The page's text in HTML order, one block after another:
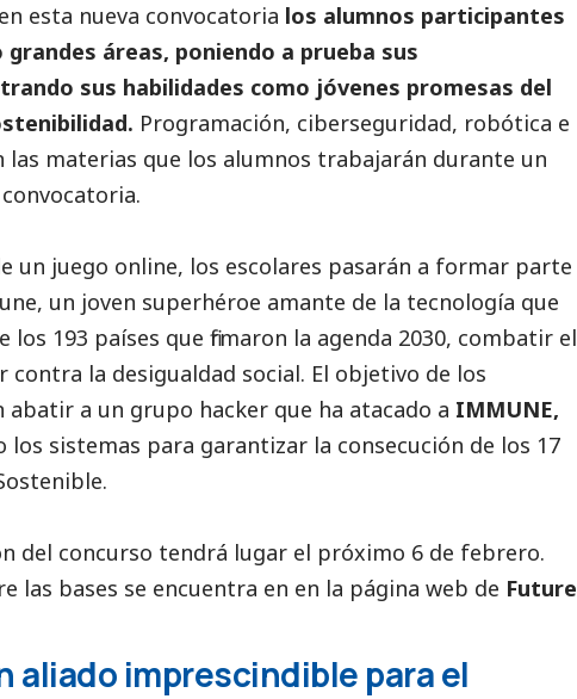
esta nueva convocatoria los alumnos participantes
áreas, poniendo a prueba sus
sus habilidades como jóvenes promesas del
Programación, ciberseguridad, robótica e
las materias que los alumnos trabajarán durante un
un juego online, los escolares pasarán a formar parte
un joven superhéroe amante de la tecnología que
los 193 países que firmaron la agenda 2030, combatir el
contra la desigualdad social. El objetivo de los
a un grupo hacker que ha atacado a IMMUNE,
sistemas para garantizar la consecución de los 17
del concurso tendrá lugar el próximo 6 de febrero.
las bases se encuentra en en la página web de Future
aliado imprescindible para el